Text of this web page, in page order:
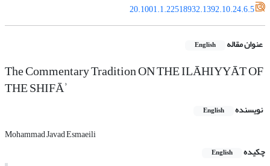
20.1001.1.22518932.1392.10.24.6.5
عنوان مقاله English
The Commentary Tradition ON THE ILĀHIYYĀT OF
THE SHIFĀʾ
نویسنده English
Mohammad Javad Esmaeili
چکیده
English